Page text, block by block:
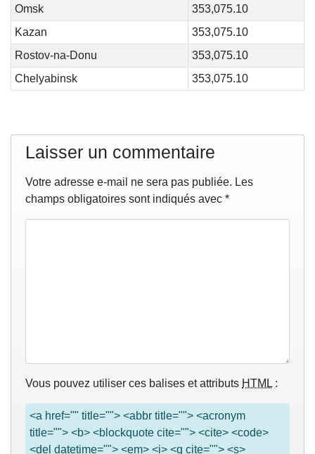
Omsk
353,075.10
Kazan
353,075.10
Rostov-na-Donu
353,075.10
Chelyabinsk
353,075.10
Laisser un commentaire
Votre adresse e-mail ne sera pas publiée. Les
champs obligatoires sont indiqués avec *
Vous pouvez utiliser ces balises et attributs HTML :
<a href="" title=""> <abbr title=""> <acronym
title=""> <b> <blockquote cite=""> <cite> <code>
<del datetime=""> <em> <i> <q cite=""> <s>